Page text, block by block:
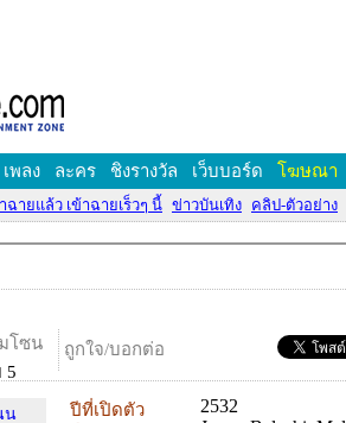
เพลง ละคร ชิงรางวัล เว็บบอร์ด โฆษณา
ฉายแล้ว เข้าฉายเร็วๆ นี้ ข่าวบันเทิง คลิป-ตัวอย่าง
โซน
5
ถูกใจ/บอกต่อ
น
ปีที่เปิดตัว 2532